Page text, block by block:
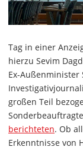
Tag in einer
hierzu Sevim
Ex-
großen Teil
berichteten. Ob
Erkenntnisse von